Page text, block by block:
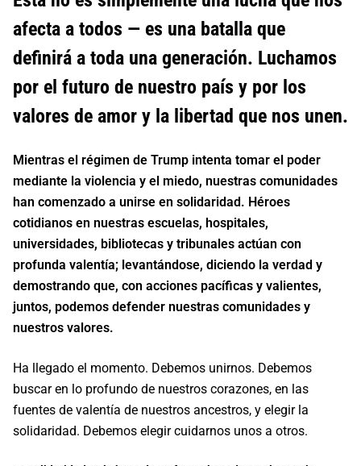
afecta a todos — es una batalla que
definirá a toda una generación. Luchamos
por el futuro de nuestro país y por los
valores de amor y la libertad que nos unen.
Mientras el régimen de Trump intenta tomar el poder
mediante la violencia y el miedo, nuestras comunidades
han comenzado a unirse en solidaridad. Héroes
cotidianos en nuestras escuelas, hospitales,
universidades, bibliotecas y tribunales actúan con
profunda valentía; levantándose, diciendo la verdad y
demostrando que, con acciones pacíficas y valientes,
juntos, podemos defender nuestras comunidades y
nuestros valores.
Ha llegado el momento. Debemos unirnos. Debemos
buscar en lo profundo de nuestros corazones, en las
fuentes de valentía de nuestros ancestros, y elegir la
solidaridad. Debemos elegir cuidarnos unos a otros.